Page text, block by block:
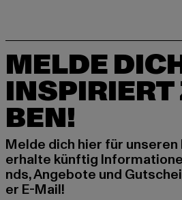
MELDE
INSPIRIERT
BEN!
Melde dich hier für
erhalte künftig
nds, Angebote und
er E-Mail!